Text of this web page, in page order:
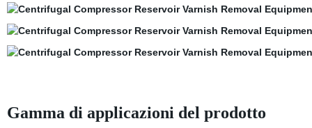
Gamma di applicazioni del prodotto